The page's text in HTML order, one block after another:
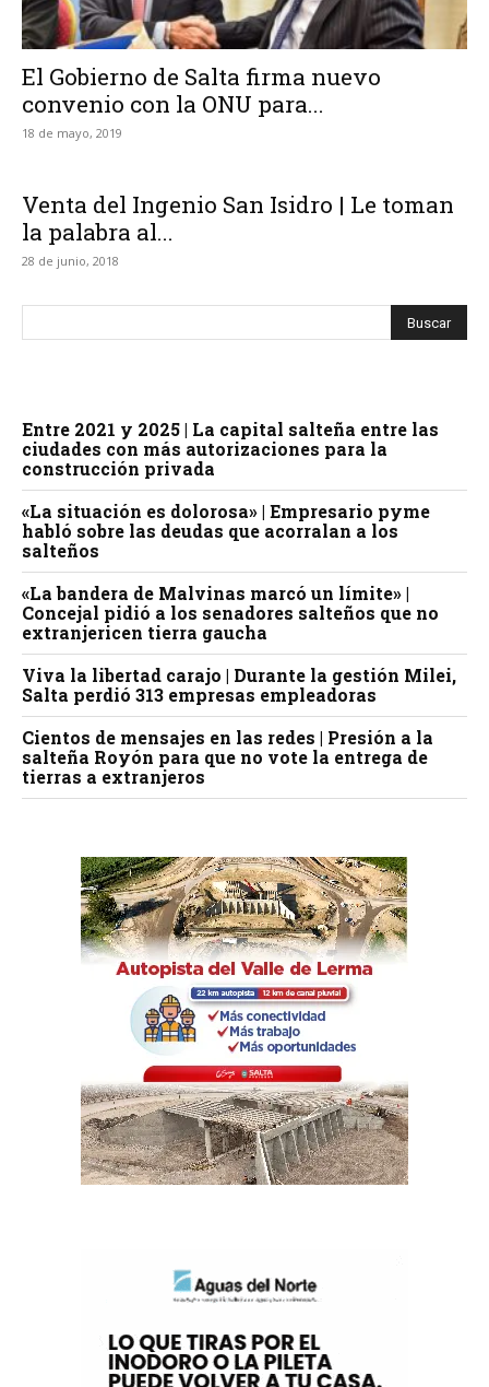
El Gobierno de Salta firma nuevo
convenio con la ONU para...
18 de mayo, 2019
Venta del Ingenio San Isidro | Le toman
la palabra al...
28 de junio, 2018
Entre 2021 y 2025 | La capital salteña entre las
ciudades con más autorizaciones para la
construcción privada
«La situación es dolorosa» | Empresario pyme
habló sobre las deudas que acorralan a los
salteños
«La bandera de Malvinas marcó un límite» |
Concejal pidió a los senadores salteños que no
extranjericen tierra gaucha
Viva la libertad carajo | Durante la gestión Milei,
Salta perdió 313 empresas empleadoras
Cientos de mensajes en las redes | Presión a la
salteña Royón para que no vote la entrega de
tierras a extranjeros